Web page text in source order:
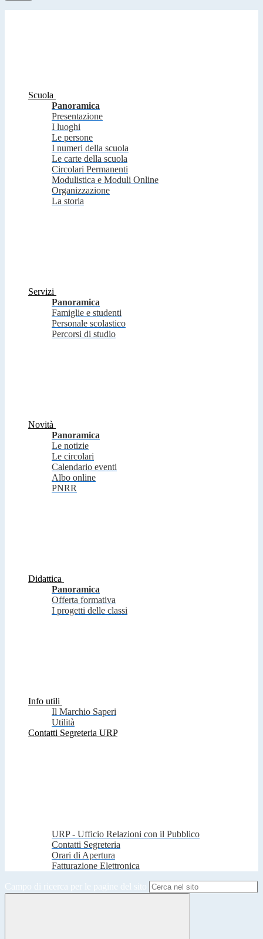
Scuola
Panoramica
Presentazione
I luoghi
Le persone
I numeri della scuola
Le carte della scuola
Circolari Permanenti
Modulistica e Moduli Online
Organizzazione
La storia
Servizi
Panoramica
Famiglie e studenti
Personale scolastico
Percorsi di studio
Novità
Panoramica
Le notizie
Le circolari
Calendario eventi
Albo online
PNRR
Didattica
Panoramica
Offerta formativa
I progetti delle classi
Info utili
Il Marchio Saperi
Utilità
Contatti Segreteria URP
URP - Ufficio Relazioni con il Pubblico
Contatti Segreteria
Orari di Apertura
Fatturazione Elettronica
Campo di ricerca per le pagine del sito